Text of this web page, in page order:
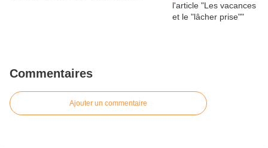
Commentaires
Ajouter un commentaire